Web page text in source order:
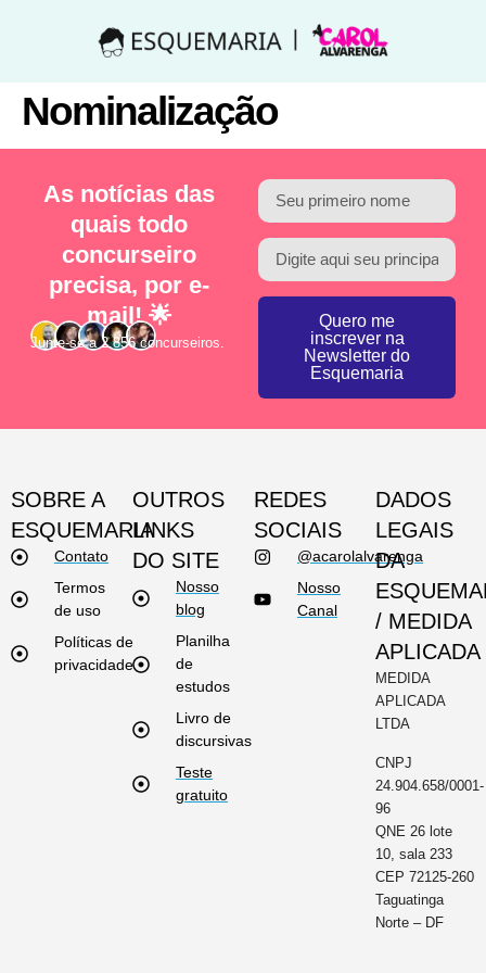
Nominalização
As notícias das
quais todo
concurseiro
precisa, por e-
mail! 🌟
Junte-se a 2.856 concurseiros.
Quero me
inscrever na
Newsletter do
Esquemaria
SOBRE A
ESQUEMARIA
Contato
Termos
de uso
Políticas de
privacidade
OUTROS
LINKS
DO SITE
Nosso
blog
Planilha
de
estudos
Livro de
discursivas
Teste
gratuito
REDES
SOCIAIS
@acarolalvarenga
Nosso
Canal
DADOS
LEGAIS
DA
/ MEDIDA
APLICADA
MEDIDA
APLICADA
LTDA
CNPJ
24.904.658/0001-
96
QNE 26 lote
10, sala 233
CEP 72125-260
Taguatinga
Norte – DF